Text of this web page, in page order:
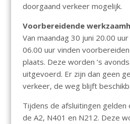
doorgaand verkeer mogelijk.
Voorbereidende
Van maandag 30 juni 20.00
06.00 uur vinden
plaats. Deze worden ’s avonds
uitgevoerd. Er zijn dan geen
verkeer, de weg blijft
Tijdens de afsluitingen gelden
de A2, N401 en N212. Deze